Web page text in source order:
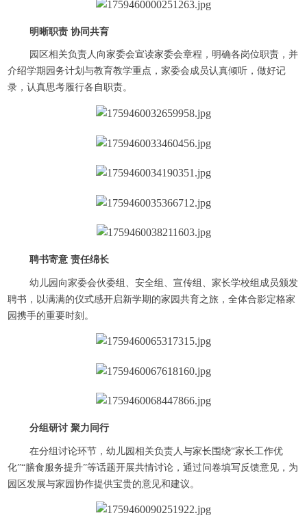
明晰职责 协同共育
园区相关负责人向家委会宣读家委会章程，明确各岗位职责，并
介绍学期园务计划与教育教学重点，家委会成员认真倾听，做好记
录，认真思考履行各自职责。
聘书寄意 责任绵长
幼儿园向家委会伙委组、安全组、宣传组、家长学校组成员颁发
聘书，以满满的仪式感开启新学期的家园共育之旅，全体合影定格家
园携手的重要时刻。
分组研讨 聚力同行
在分组讨论环节，幼儿园相关负责人与家长围绕“家长工作优
化”“膳食服务提升”等话题开展共情讨论，通过问卷填写反馈意见，为
园区发展与家园协作提供宝贵的意见和建议。